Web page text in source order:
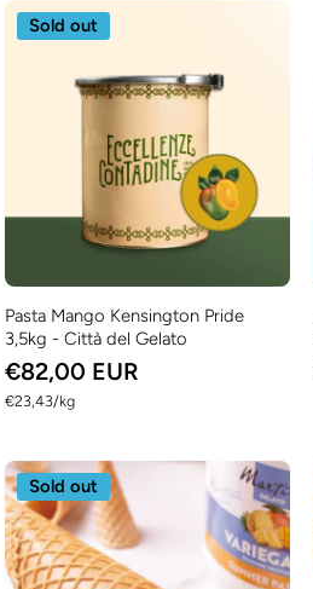
Sold out
Pasta Mango Kensington Pride
3,5kg - Città del Gelato
€82,00 EUR
€23,43/
per kg
Sold out